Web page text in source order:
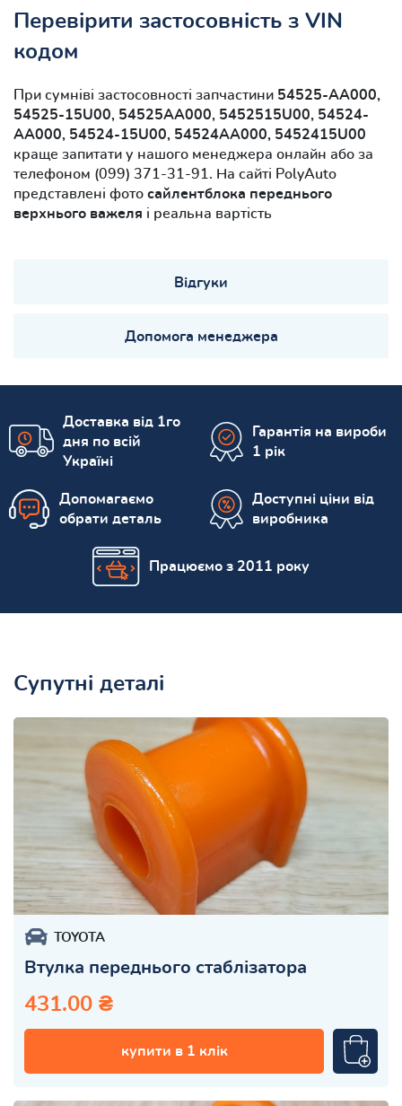
Перевірити застосовність з VIN
кодом
При сумніві застосовності запчастини 54525-AA000,
54525-15U00, 54525AA000, 5452515U00, 54524-
AA000, 54524-15U00, 54524AA000, 5452415U00
краще запитати у нашого менеджера онлайн або за
телефоном (099) 371-31-91. На сайті PolyAuto
представлені фото сайлентблока переднього
верхнього важеля і реальна вартість
Відгуки
Допомога менеджера
Доставка від 1го
дня по всій
Україні
Гарантія на вироби
1 рік
Допомагаємо
обрати деталь
Доступні ціни від
виробника
Працюємо з 2011 року
Супутні деталі
TOYOTA
Втулка переднього стаблізатора
431.00 ₴
купити в 1 клік